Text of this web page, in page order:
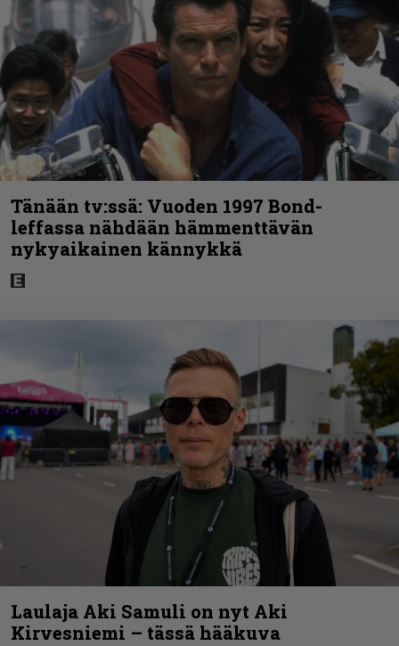
Tänään tv:ssä: Vuoden 1997 Bond-
leffassa nähdään hämmenttävän
nykyaikainen kännykkä
Laulaja Aki Samuli on nyt Aki
Kirvesniemi – tässä hääkuva